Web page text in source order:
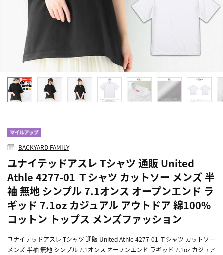
BACKYARD FAMILY
ユナイテッドアスレ Tシャツ 通販 United
Athle 4277-01 Ｔシャツ カットソー メンズ 半
袖 無地 シンプル 7.1オンス オープンエンド ラ
ギッド 7.1oz カジュアル アウトドア 綿100%
コットン トップス メンズファッション
ユナイテッドアスレ Tシャツ 通販 United Athle 4277-01 Ｔシャツ カットソー
メンズ 半袖 無地 シンプル 7.1オンス オープンエンド ラギッド 7.1oz カジュア